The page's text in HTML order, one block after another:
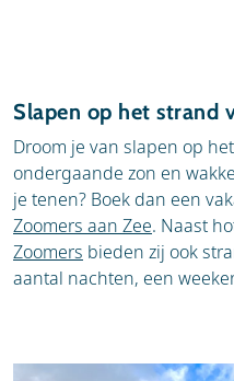
Slapen op het strand
Droom je van slapen op
ondergaande zon en
je tenen? Boek dan een
Zoomers aan Zee. Naast
Zoomers bieden zij ook
aantal nachten, een